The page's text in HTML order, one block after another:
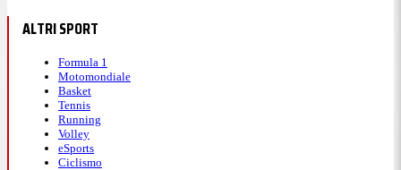
ALTRI SPORT
Formula 1
Motomondiale
Basket
Tennis
Running
Volley
eSports
Ciclismo